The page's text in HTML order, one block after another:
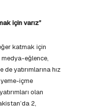
için varız”
katmak için
eğlence,
yatırımlarına hız
içme
olan
2,